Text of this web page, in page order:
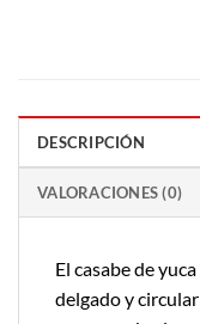
DESCRIPCIÓN
VALORACIONES (0)
El casabe de
delgado y